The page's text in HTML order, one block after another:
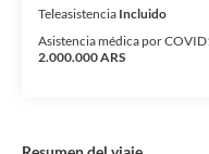
Teleasistencia Incluido
Asistencia médica por
2.000.000 ARS